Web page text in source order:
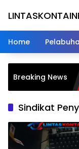
KONTAINER
Home
Breaking News
Nanjak, Masuk ke
Sindikat